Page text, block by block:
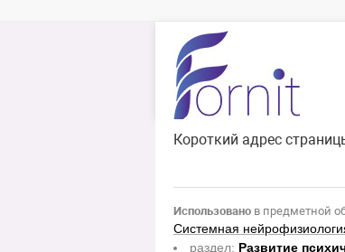
Короткий адрес
Использовано в предметной
Системная
раздел: Развитие